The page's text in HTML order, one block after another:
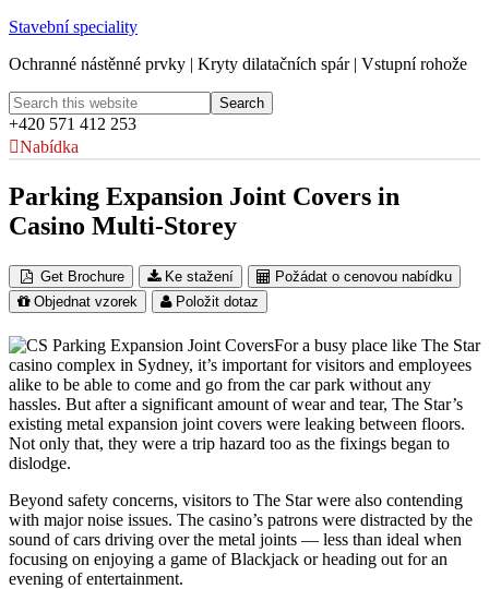
Stavební speciality
Ochranné nástěnné prvky | Kryty dilatačních spár | Vstupní rohože
+420 571 412 253
Nabídka
Parking Expansion Joint Covers in
Casino Multi-Storey
Get Brochure Ke stažení
Požádat o cenovou nabídku
Objednat vzorek
Položit dotaz
For a busy place like The Star
casino complex in Sydney, it’s important for visitors and employees
alike to be able to come and go from the car park without any
hassles. But after a significant amount of wear and tear, The Star’s
existing metal expansion joint covers were leaking between floors.
Not only that, they were a trip hazard too as the fixings began to
dislodge.
Beyond safety concerns, visitors to The Star were also contending
with major noise issues. The casino’s patrons were distracted by the
sound of cars driving over the metal joints — less than ideal when
focusing on enjoying a game of Blackjack or heading out for an
evening of entertainment.